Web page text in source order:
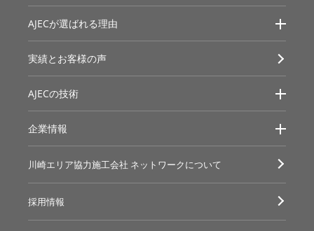
AJECが選ばれる理由
実績とお客様の声
AJECの技術
企業情報
川崎エリア協力施工会社 ネットワークについて
採用情報